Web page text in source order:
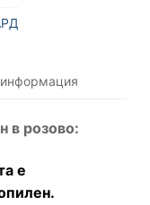
в розово:
е